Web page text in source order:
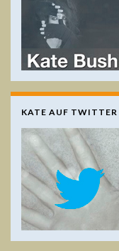
KATE AUF TWITTER